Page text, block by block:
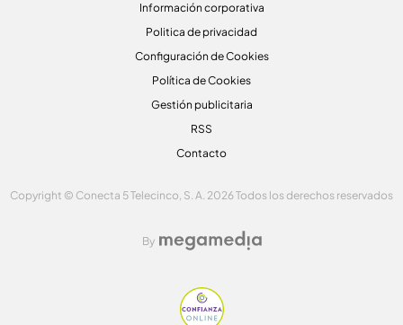
Información corporativa
Politica de privacidad
Configuración de Cookies
Política de Cookies
Gestión publicitaria
RSS
Contacto
Copyright © Conecta 5 Telecinco, S. A. 2026 Todos los derechos reservados
By